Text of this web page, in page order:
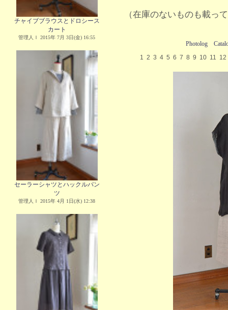
チャイブブラウスとドロシース
カート
管理人Ｉ 2015年 7月 3日(金) 16:55
セーラーシャツとハックルパン
ツ
管理人Ｉ 2015年 4月 1日(水) 12:38
（在庫のないものも載っ
Photolog
1 2 3 4 5 6 7 8 9 10 11 12